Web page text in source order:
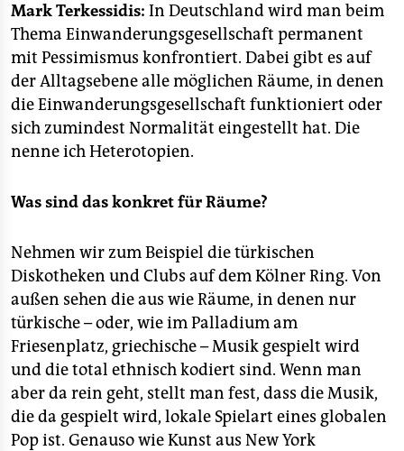
genossenschaft
epaper login
Mark Terkessidis: In Deutschland wird man beim
Thema Einwanderungsgesellschaft permanent
mit Pessimismus konfrontiert. Dabei gibt es auf
der Alltagsebene alle möglichen Räume, in denen
die Einwanderungsgesellschaft funktioniert oder
sich zumindest Normalität eingestellt hat. Die
nenne ich Heterotopien.
Was sind das konkret für Räume?
Nehmen wir zum Beispiel die türkischen
Diskotheken und Clubs auf dem Kölner Ring. Von
außen sehen die aus wie Räume, in denen nur
türkische – oder, wie im Palladium am
Friesenplatz, griechische – Musik gespielt wird
und die total ethnisch kodiert sind. Wenn man
aber da rein geht, stellt man fest, dass die Musik,
die da gespielt wird, lokale Spielart eines globalen
Pop ist. Genauso wie Kunst aus New York